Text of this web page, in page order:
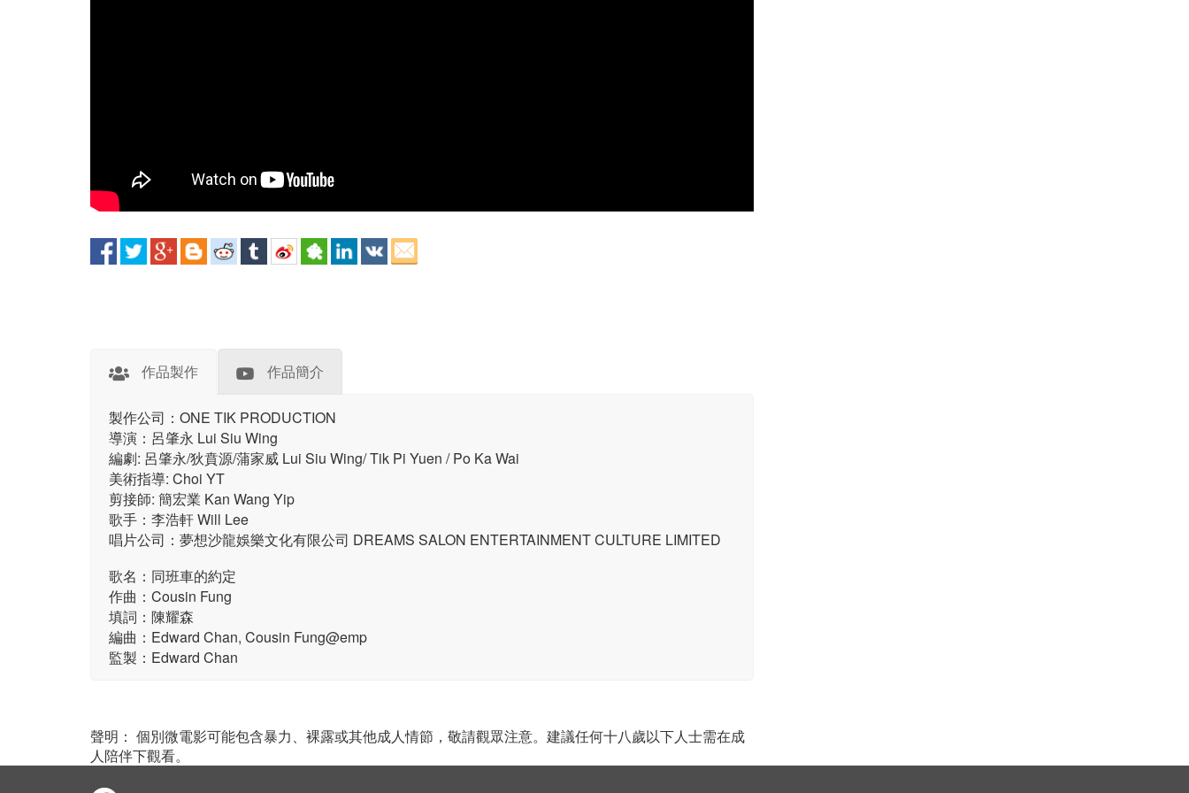
作品製作 作品簡介
製作公司：ONE TIK PRODUCTION
導演：呂肇永 Lui Siu Wing
編劇: 呂肇永/狄賁源/蒲家威 Lui Siu Wing/ Tik Pi Yuen / Po Ka Wai
美術指導: Choi YT
剪接師: 簡宏業 Kan Wang Yip
歌手：李浩軒 Will Lee
唱片公司：夢想沙龍娛樂文化有限公司 DREAMS SALON ENTERTAINMENT CULTURE LIMITED
歌名：同班車的約定
作曲：Cousin Fung
填詞：陳耀森
編曲：Edward Chan, Cousin Fung@emp
監製：Edward Chan
聲明： 個別微電影可能包含暴力、裸露或其他成人情節，敬請觀眾注意。建議任何十八歲以下人士需在成
人陪伴下觀看。